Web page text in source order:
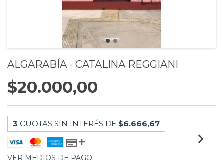
ALGARABÍA - CATALINA REGGIANI
$20.000,00
3 CUOTAS SIN INTERÉS DE $6.666,67
VER MEDIOS DE PAGO